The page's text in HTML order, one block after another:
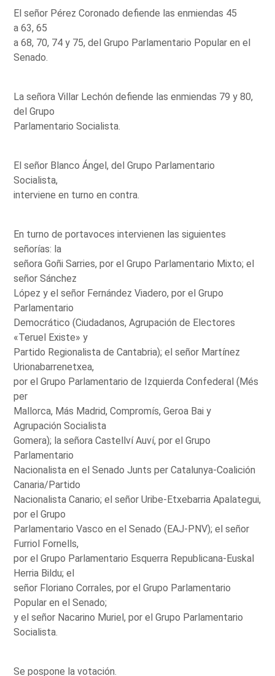
El señor Pérez Coronado defiende las enmiendas 45
a 63, 65
a 68, 70, 74 y 75, del Grupo Parlamentario Popular en el
Senado.
La señora Villar Lechón defiende las enmiendas 79 y 80,
del Grupo
Parlamentario Socialista.
El señor Blanco Ángel, del Grupo Parlamentario
Socialista,
interviene en turno en contra.
En turno de portavoces intervienen las siguientes
señorías: la
señora Goñi Sarries, por el Grupo Parlamentario Mixto; el
señor Sánchez
López y el señor Fernández Viadero, por el Grupo
Parlamentario
Democrático (Ciudadanos, Agrupación de Electores
«Teruel Existe» y
Partido Regionalista de Cantabria); el señor Martínez
Urionabarrenetxea,
por el Grupo Parlamentario de Izquierda Confederal (Més
per
Mallorca, Más Madrid, Compromís, Geroa Bai y
Agrupación Socialista
Gomera); la señora Castellví Auví, por el Grupo
Parlamentario
Nacionalista en el Senado Junts per Catalunya-Coalición
Canaria/Partido
Nacionalista Canario; el señor Uribe-Etxebarria Apalategui,
por el Grupo
Parlamentario Vasco en el Senado (EAJ-PNV); el señor
Furriol Fornells,
por el Grupo Parlamentario Esquerra Republicana-Euskal
Herria Bildu; el
señor Floriano Corrales, por el Grupo Parlamentario
Popular en el Senado;
y el señor Nacarino Muriel, por el Grupo Parlamentario
Socialista.
Se pospone la votación.